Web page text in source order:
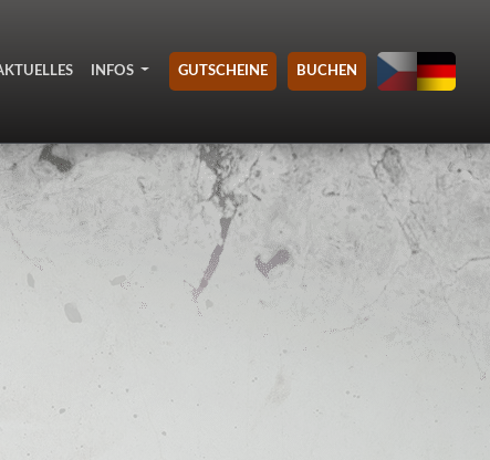
INFOS GUTSCHEINE BUCHEN